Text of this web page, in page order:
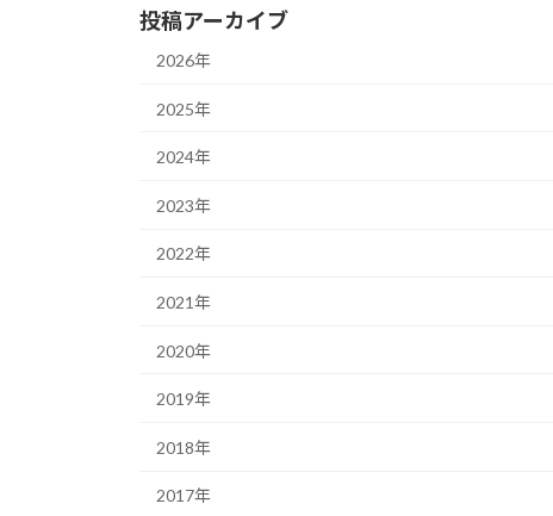
投稿アーカイブ
2026年
2025年
2024年
2023年
2022年
2021年
2020年
2019年
2018年
2017年